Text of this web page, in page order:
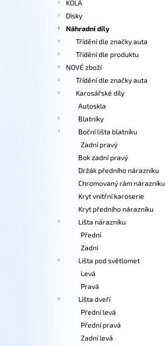
KOLA
Disky
Náhradní díly
Třídění dle značky auta
Třídění dle produktu
NOVÉ zboží
Třídění dle značky auta
Karosářské díly
Autoskla
Blatníky
Boční lišta blatníku
Zadní pravý
Bok zadní pravý
Držák předního nárazníku
Chromovaný rám nárazníku
Kryt vnitřní karoserie
Kryt předního nárazníku
Lišta nárazníku
Přední
Zadní
Lišta pod světlomet
Levá
Pravá
Lišta dveří
Přední levá
Přední pravá
Zadní levá